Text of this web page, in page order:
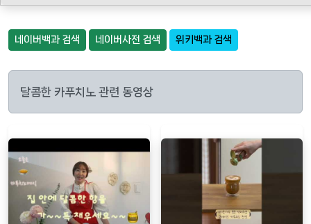
네이버백과 검색 네이버사전 검색 위키백과 검색
달콤한 카푸치노 관련 동영상